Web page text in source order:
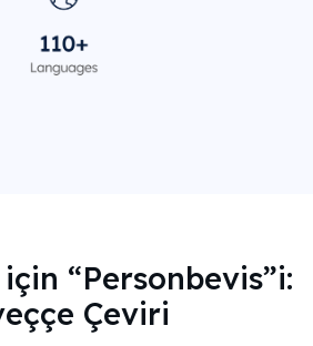
“Personbevis”i:
Çeviri